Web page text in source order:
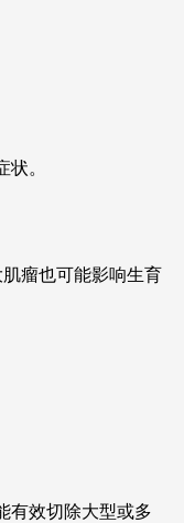
。
瘤也可能影响生育
有效切除大型或多